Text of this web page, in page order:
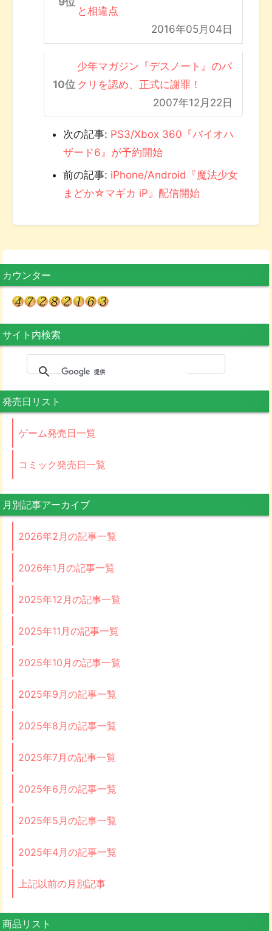
と相違点
2016年05月04日
少年マガジン『デスノート』のパ
クリを認め、正式に謝罪！
2007年12月22日
次の記事: PS3/Xbox 360『バイオハ
ザード6』が予約開始
前の記事: iPhone/Android『魔法少女
まどか☆マギカ iP』配信開始
カウンター
サイト内検索
発売日リスト
ゲーム発売日一覧
コミック発売日一覧
月別記事アーカイブ
2026年2月の記事一覧
2026年1月の記事一覧
2025年12月の記事一覧
2025年11月の記事一覧
2025年10月の記事一覧
2025年9月の記事一覧
2025年8月の記事一覧
2025年7月の記事一覧
2025年6月の記事一覧
2025年5月の記事一覧
2025年4月の記事一覧
上記以前の月別記事
商品リスト